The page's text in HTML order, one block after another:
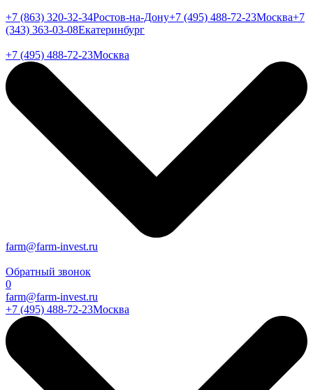
+7 (863) 320-32-34Ростов-на-Дону+7 (495) 488-72-23Москва+7
(343) 363-03-08Екатеринбург
+7 (495) 488-72-23Москва
farm@farm-invest.ru
Обратный звонок
0
farm@farm-invest.ru
+7 (495) 488-72-23Москва